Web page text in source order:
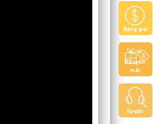
Bảng giá
Khuyến
mãi
Tư vấn